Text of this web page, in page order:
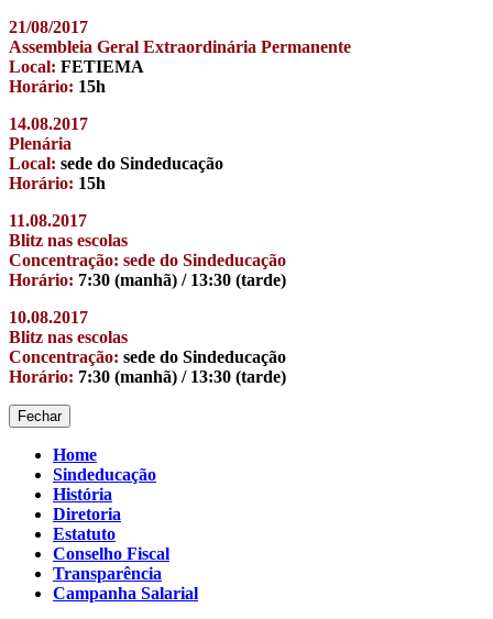
21/08/2017
Assembleia Geral Extraordinária Permanente
Local: FETIEMA
Horário: 15h
14.08.2017
Plenária
Local: sede do Sindeducação
Horário: 15h
11.08.2017
Blitz nas escolas
Concentração: sede do Sindeducação
Horário: 7:30 (manhã) / 13:30 (tarde)
10.08.2017
Blitz nas escolas
Concentração: sede do Sindeducação
Horário: 7:30 (manhã) / 13:30 (tarde)
Fechar
Home
Sindeducação
História
Diretoria
Estatuto
Conselho Fiscal
Transparência
Campanha Salarial